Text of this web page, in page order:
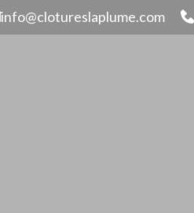
info@clotureslaplume.com